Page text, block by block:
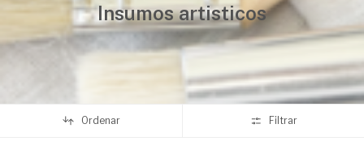
Insumos artisticos
Ordenar Filtrar